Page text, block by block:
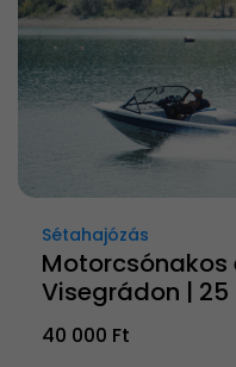
Sétahajózás
Visegrádon | 25
40 000 Ft